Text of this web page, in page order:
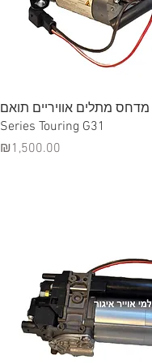
Quick View
מדחס מתלים אוויריים תואם BMW 5
Series Touring G31
Price
₪1,500.00